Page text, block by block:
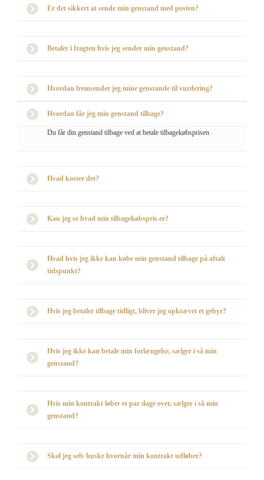
Er det sikkert at sende min genstand med posten?
Betaler i fragten hvis jeg sender min genstand?
Hvordan fremsender jeg mine genstande til vurdering?
Hvordan får jeg min genstand tilbage?
Du får din genstand tilbage ved at betale tilbagekøbsprisen
Hvad koster det?
Kan jeg se hvad min tilbagekøbspris er?
Hvad hvis jeg ikke kan købe min genstand tilbage på aftalt
tidspunkt?
Hvis jeg betaler tilbage tidligt, bliver jeg opkrævet et gebyr?
Hvis jeg ikke kan betale min forlængelse, sælger i så min
genstand?
Hvis min kontrakt løber et par dage over, sælger i så min
genstand?
Skal jeg selv huske hvornår min kontrakt udløber?